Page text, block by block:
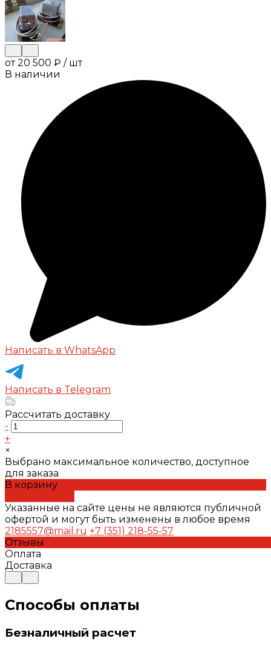
от 20 500 ₽ / шт
В наличии
Написать в WhatsApp
Написать в Telegram
Рассчитать доставку
-
+
×
Выбрано максимальное количество, доступное
для заказа
В корзину
Указанные на сайте цены не являются публичной
офертой и могут быть изменены в любое время
2185557@mail.ru +7 (351) 218-55-57
Отзывы
Оплата
Доставка
Способы оплаты
Безналичный расчет